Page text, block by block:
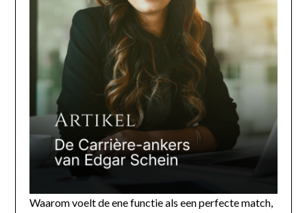
Waarom voelt de ene functie als een perfecte match,